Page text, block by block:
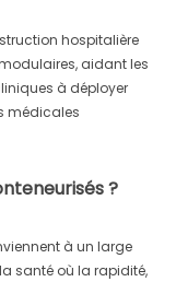
hospitalière
aidant les
à déployer
médicales
?
à un large
santé où la rapidité,